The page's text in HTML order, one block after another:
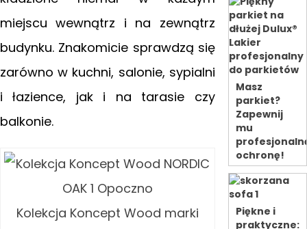
miejscu wewnątrz i na zewnątrz
budynku. Znakomicie sprawdzą się
zarówno w kuchni, salonie, sypialni
i łazience, jak i na tarasie czy
balkonie.
Kolekcja Koncept Wood marki
Masz
parkiet?
Zapewnij
mu
ochronę!
Piękne i
praktyczne: